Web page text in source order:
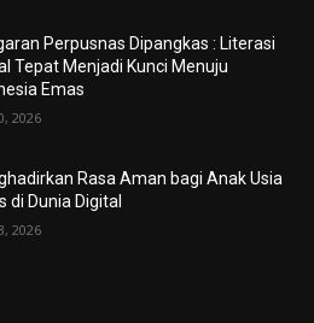
Perpusnas Dipangkas : Literasi
Tepat Menjadi Kunci Menuju
Emas
2026
Rasa Aman bagi Anak Usia
di Dunia Digital
2026